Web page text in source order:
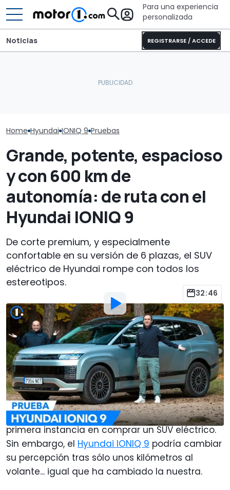
Para una experiencia
personalizada
REGISTRARSE / ACCEDE
Noticias
Home Hyundai IONIQ 9 Pruebas
Grande, potente, espacioso
y con 600 km de
autonomía: de ruta con el
Hyundai IONIQ 9
De corte premium, y especialmente
confortable en su versión de 6 plazas, el SUV
eléctrico de Hyundai rompe con todos los
estereotipos.
32:46
Por:Javier Llorente
30 Oct 2025a las20:00
Añadir Motor1.com como
fuente preferida en Google
Seguramente, alguien que busque un coche
grande y de enfoque familiar no pensaría en
primera instancia en comprar un SUV eléctrico.
Sin embargo, el Hyundai IONIQ 9 podría cambiar
su percepción tras sólo unos kilómetros al
volante... igual que ha cambiado la nuestra.